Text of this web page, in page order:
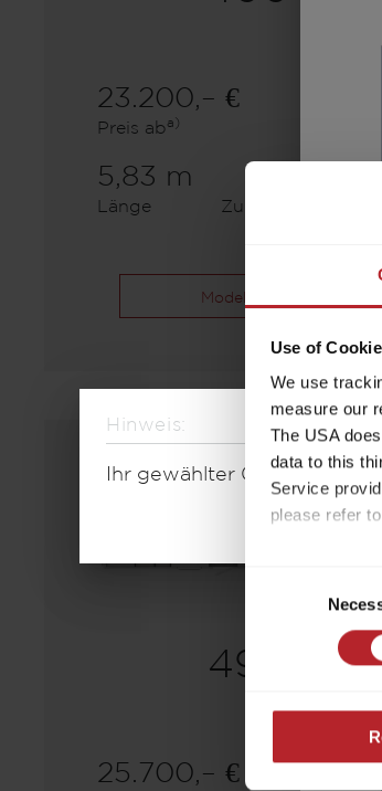
Use of
We use
measure our
The USA
data to this
Service
please refer
purposes
settings. If
free
23.200,– €
Preis aba)
5,83 m
Länge Zulässig.
Modell auswählen
490 K
25.700,– €
Hinweis:
Ihr gewählter Grundriss ist